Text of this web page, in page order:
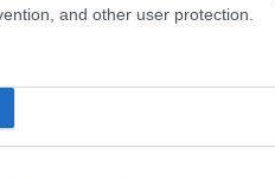
and other user protection.
μάθετε πρώτοι